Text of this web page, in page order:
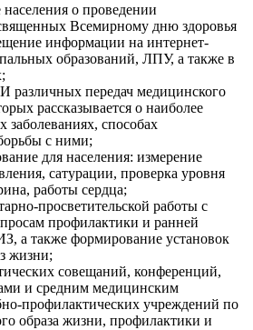
о проведении
Всемирному дню здоровья
информации на интернет-
образований, ЛПУ, а также в
различных передач медицинского
рассказывается о наиболее
заболеваниях, способах
с ними;
для населения: измерение
сатурации, проверка уровня
работы сердца;
просветительской работы с
профилактики и ранней
а также формирование установок
жизни;
совещаний, конференций,
и средним медицинским
профилактических учреждений по
образа жизни, профилактики и